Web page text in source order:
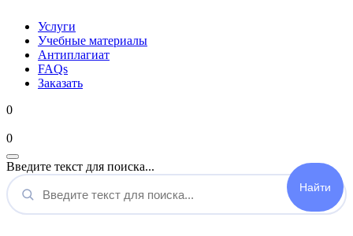
Услуги
Учебные материалы
Антиплагиат
FAQs
Заказать
0
0
Введите текст для поиска...